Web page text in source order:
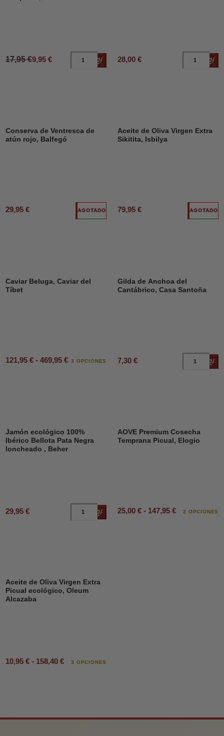
17,95 €9,95 € Añadir al carrito
28,00 €
Conserva de Ventresca de
atún rojo, Balfegó
29,95 € AGOTADO
Aceite de Oliva Virgen Extra
Sikitita, Isbilya
79,95 € AGOTADO
Caviar Beluga, Caviar del
Tíbet
121,95 € - 469,95 € 3 OPCIONES
Gilda de Anchoa del
Cantábrico, Casa Santoña
7,30 €
Jamón ecológico 100%
Ibérico Bellota Pata Negra
loncheado , Beher
29,95 € Añadir al carrito
AOVE Premium Cosecha
Temprana Picual, Elogio
25,00 € - 147,95 € 2 OPCIONES
Aceite de Oliva Virgen Extra
Picual ecológico, Oleum
Alcazaba
10,95 € - 158,40 € 3 OPCIONES